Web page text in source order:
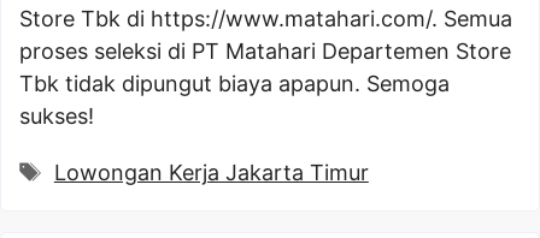
Store Tbk di https://www.matahari.com/. Semua
proses seleksi di PT Matahari Departemen Store
Tbk tidak dipungut biaya apapun. Semoga
sukses!
Tags
Lowongan Kerja Jakarta Timur